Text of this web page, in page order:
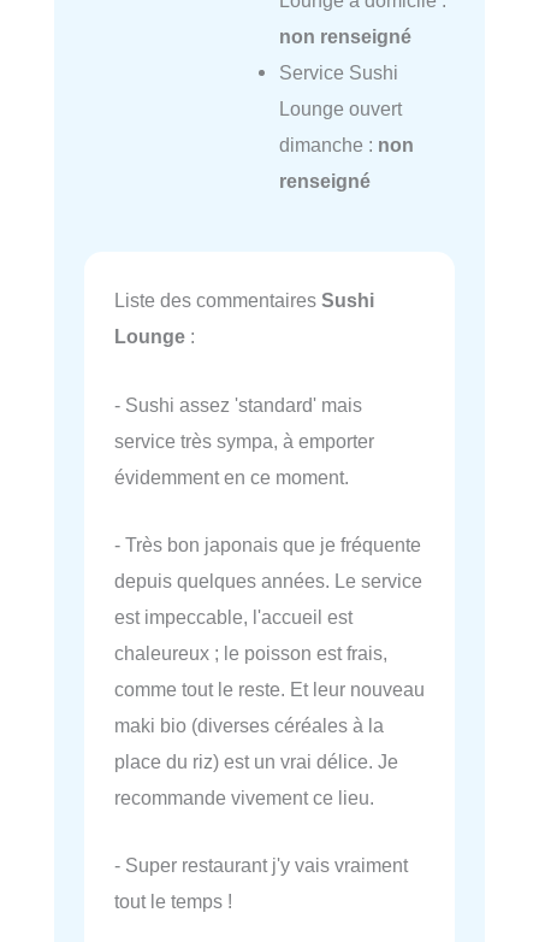
non renseigné
Service Sushi
Lounge ouvert
dimanche : non
renseigné
Liste des commentaires Sushi
Lounge :
- Sushi assez 'standard' mais
service très sympa, à emporter
évidemment en ce moment.
- Très bon japonais que je fréquente
depuis quelques années. Le service
est impeccable, l'accueil est
chaleureux ; le poisson est frais,
comme tout le reste. Et leur nouveau
maki bio (diverses céréales à la
place du riz) est un vrai délice. Je
recommande vivement ce lieu.
- Super restaurant j'y vais vraiment
tout le temps !